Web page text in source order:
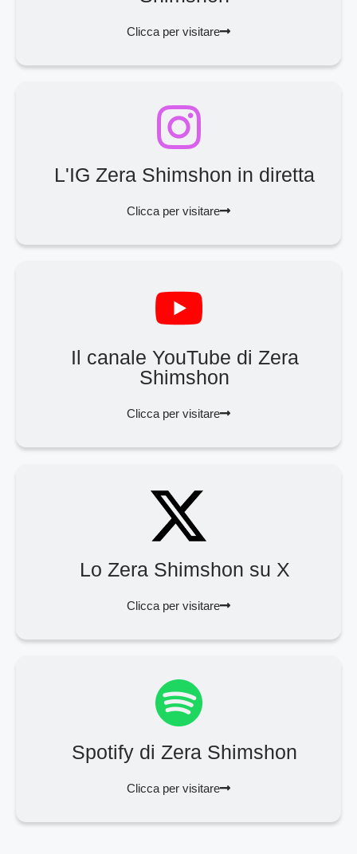
Clicca per visitare
L'IG Zera Shimshon in diretta
Clicca per visitare
Il canale YouTube di Zera
Shimshon
Clicca per visitare
Lo Zera Shimshon su X
Clicca per visitare
Spotify di Zera Shimshon
Clicca per visitare